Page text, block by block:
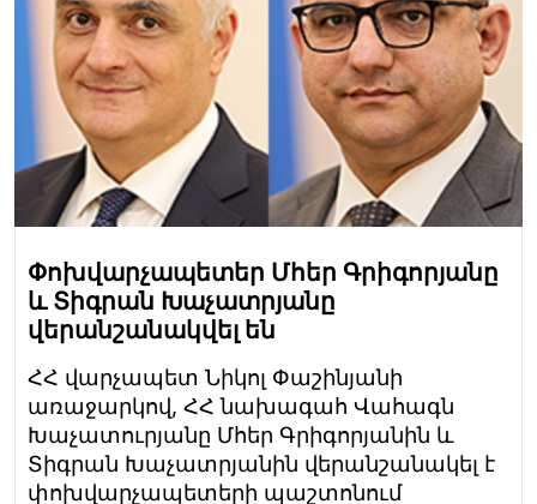
Փոխվարչապետեր Մհեր Գրիգորյանը
և Տիգրան Խաչատրյանը
վերանշանակվել են
ՀՀ վարչապետ Նիկոլ Փաշինյանի
առաջարկով, ՀՀ նախագահ Վահագն
Խաչատուրյանը Մհեր Գրիգորյանին և
Տիգրան Խաչատրյանին վերանշանակել է
փոխվարչապետերի պաշտոնում